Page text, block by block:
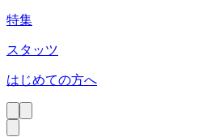
特集
スタッツ
はじめての方へ